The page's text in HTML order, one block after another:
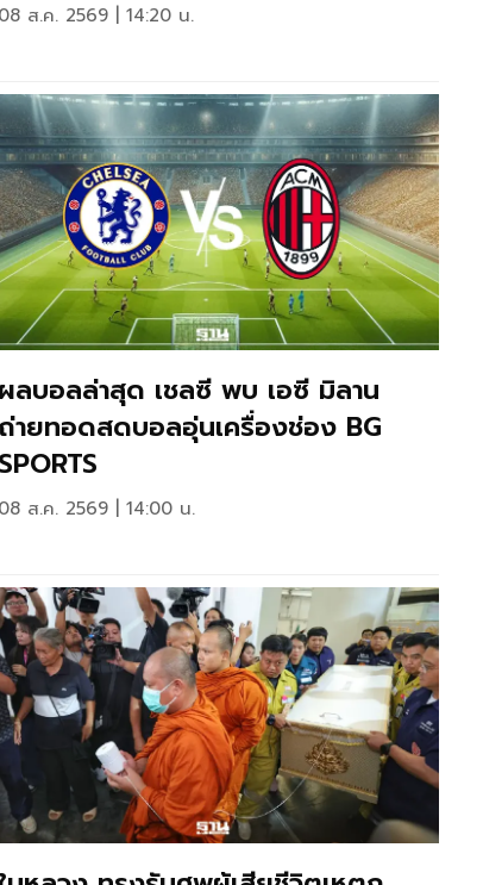
08 ส.ค. 2569 | 14:20 น.
ผลบอลล่าสุด เชลซี พบ เอซี มิลาน
ถ่ายทอดสดบอลอุ่นเครื่องช่อง BG
SPORTS
08 ส.ค. 2569 | 14:00 น.